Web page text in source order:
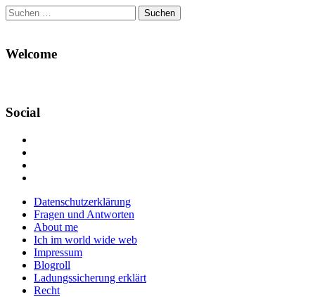
Suchen
nach:
Welcome
Social
Facebook
anzeigen
Twitter
anzeigen
auf
Instagram
anzeigen
Main
menu
Skip
content
Datenschutzerklärung
Fragen und Antworten
About me
Ich im world wide web
Impressum
Blogroll
Ladungssicherung erklärt
Recht